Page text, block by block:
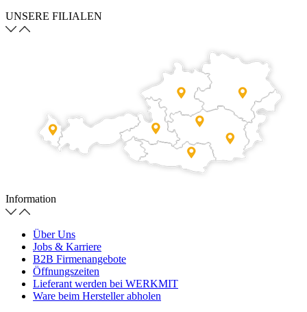
UNSERE FILIALEN
Information
Über Uns
Jobs & Karriere
B2B Firmenangebote
Öffnungszeiten
Lieferant werden bei WERKMIT
Ware beim Hersteller abholen